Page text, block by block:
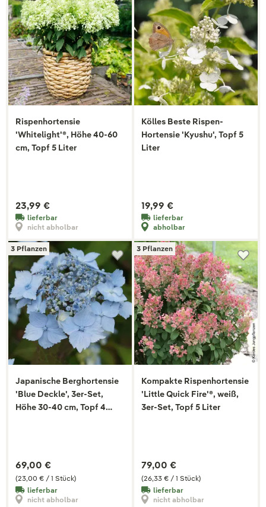
Rispenhortensie
'Whitelight'®, Höhe 40-60
cm, Topf 5 Liter
23,99 €
lieferbar
nicht abholbar
Kölles Beste Rispen-
Hortensie 'Kyushu', Topf 5
Liter
19,99 €
lieferbar
abholbar
3 Pflanzen
Japanische Berghortensie
'Blue Deckle', 3er-Set,
Höhe 30-40 cm, Topf 4
(23,00 € / 1 Stück)
69,00 €
lieferbar
nicht abholbar
3 Pflanzen
Kompakte Rispenhortensie
'Little Quick Fire'®, weiß,
3er-Set, Topf 5 Liter
(26,33 € / 1 Stück)
79,00 €
lieferbar
nicht abholbar